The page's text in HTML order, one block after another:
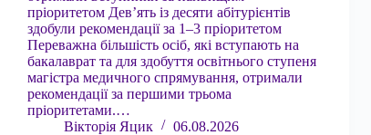
пріоритетом Дев’ять із десяти абітурієнтів
здобули рекомендації за 1–3 пріоритетом
Переважна більшість осіб, які вступають на
бакалаврат та для здобуття освітнього ступеня
магістра медичного спрямування, отримали
рекомендації за першими трьома
пріоритетами.…
Вікторія Яцик
06.08.2026